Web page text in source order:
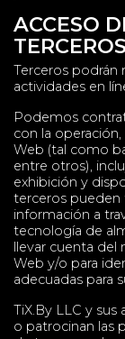
ACCESO
TERCEROS
Terceros podrán
actividades en
Podemos
con la
Web (tal como
entre otros),
exhibición y
terceros pueden
información a
tecnología de
llevar cuenta del
Web y/o para
adecuadas para
TiX.By LLC y
o patrocinan las